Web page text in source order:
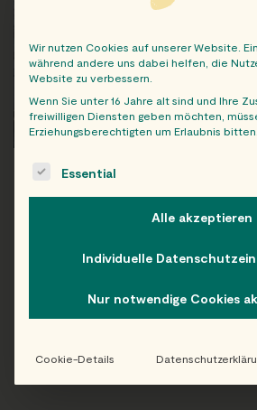
WIEN
Folge uns auf Instagram!
Wir nutzen Cookies auf unserer Website.
während andere uns dabei helfen, die
Website zu verbessern.
Wenn Sie unter 16 Jahre alt sind und Ihre
freiwilligen Diensten geben möchten,
Erziehungsberechtigten um Erlaubnis bitten.
The following is a list of service
Essential
Alle akzeptieren
Individuelle
Nur notwendige Cookies
Cookie-Details